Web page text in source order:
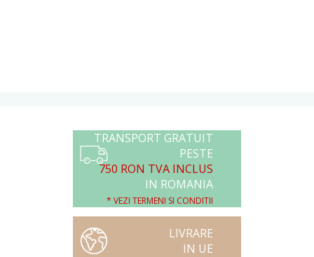
TRANSPORT GRATUIT
PESTE
750 RON TVA INCLUS
IN ROMANIA
* VEZI TERMENI SI CONDITII
LIVRARE
IN UE